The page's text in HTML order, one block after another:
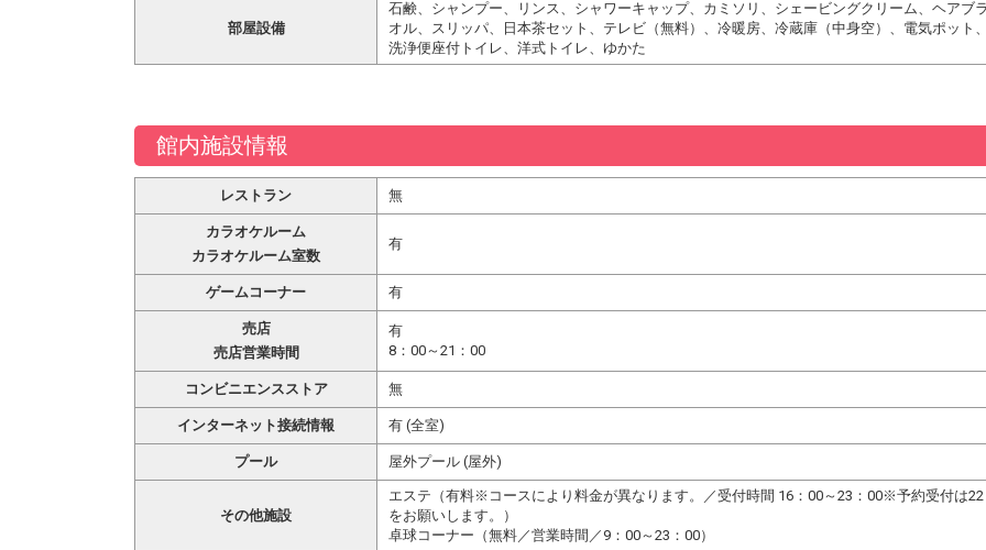
部屋設備
石鹸、シャンプー、リンス、シャワーキャップ、カミソリ、シェービングクリーム、ヘアブ
オル、スリッパ、日本茶セット、テレビ（無料）、冷暖房、冷蔵庫（中身空）、電気ポット
洗浄便座付トイレ、洋式トイレ、ゆかた
館内施設情報
レストラン 無
カラオケルーム
カラオケルーム室数
有
ゲームコーナー 有
売店
売店営業時間
有
8：00～21：00
コンビニエンスストア 無
インターネット接続情報 有 (全室)
プール 屋外プール (屋外)
その他施設
エステ（有料※コースにより料金が異なります。／受付時間 16：00～23：00※予約受付は
をお願いします。）
卓球コーナー（無料／営業時間／9：00～23：00）